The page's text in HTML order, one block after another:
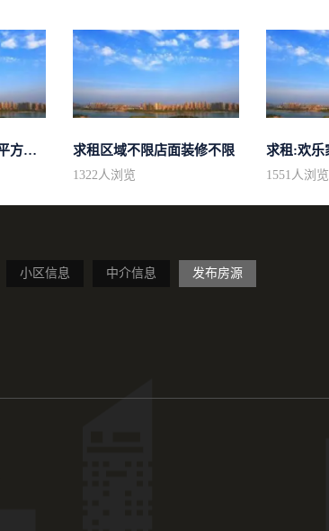
求租1一2楼精装100平方里面基本设备不... 求租区域不限店面装修不限
1322人浏览 1551人浏览
小区信息 中介信息 发布房源